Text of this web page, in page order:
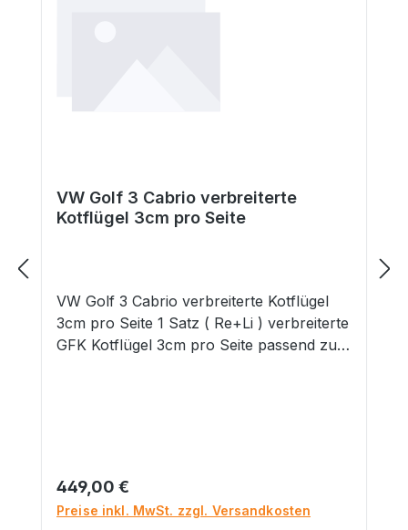
VW Golf 3 Cabrio verbreiterte
Kotflügel 3cm pro Seite
VW Golf 3 Cabrio verbreiterte Kotflügel
3cm pro Seite 1 Satz ( Re+Li ) verbreiterte
GFK Kotflügel 3cm pro Seite passend zur
21 Stvzo wird mit geliefert Bitte beachten
Sie, dass bei einem Materialgutachten eine
Abnahme nach §21b StVZO erforderlich
Regulärer Preis:
449,00 €
Preise inkl. MwSt. zzgl. Versandkosten